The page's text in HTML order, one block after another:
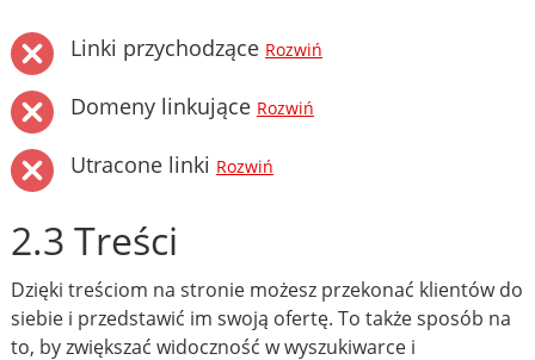
Linki przychodzące Rozwiń
Domeny linkujące Rozwiń
Utracone linki Rozwiń
2.3 Treści
Dzięki treściom na stronie możesz przekonać klientów do
siebie i przedstawić im swoją ofertę. To także sposób na
to, by zwiększać widoczność w wyszukiwarce i